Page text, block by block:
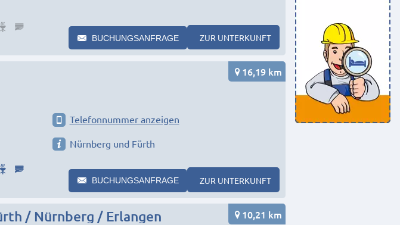
BUCHUNGSANFRAGE ZUR UNTERKUNFT
16,19 km
Telefonnummer anzeigen
Nürnberg und Fürth
BUCHUNGSANFRAGE ZUR UNTERKUNFT
/ Nürnberg / Erlangen 10,21 km